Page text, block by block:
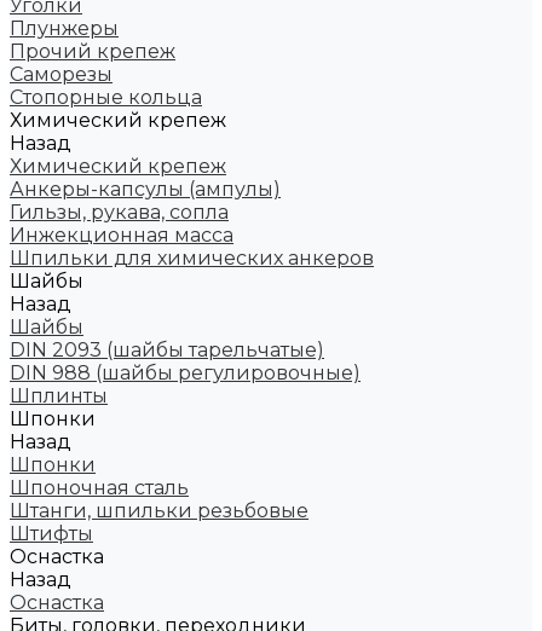
Уголки
Плунжеры
Прочий крепеж
Саморезы
Стопорные кольца
Химический крепеж
Назад
Химический крепеж
Анкеры-капсулы (ампулы)
Гильзы, рукава, сопла
Инжекционная масса
Шпильки для химических анкеров
Шайбы
Назад
Шайбы
DIN 2093 (шайбы тарельчатые)
DIN 988 (шайбы регулировочные)
Шплинты
Шпонки
Назад
Шпонки
Шпоночная сталь
Штанги, шпильки резьбовые
Штифты
Оснастка
Назад
Оснастка
Биты, головки, переходники